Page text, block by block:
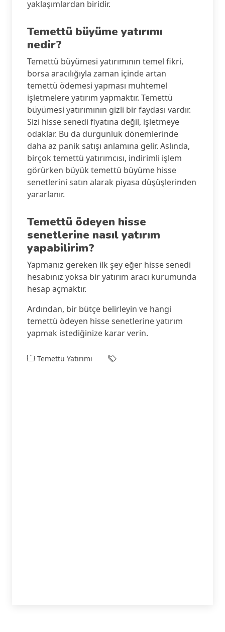
yaklaşımlardan biridir.
Temettü büyüme yatırımı
nedir?
Temettü büyümesi yatırımının temel fikri,
borsa aracılığıyla zaman içinde artan
temettü ödemesi yapması muhtemel
işletmelere yatırım yapmaktır. Temettü
büyümesi yatırımının gizli bir faydası vardır.
Sizi hisse senedi fiyatına değil, işletmeye
odaklar. Bu da durgunluk dönemlerinde
daha az panik satışı anlamına gelir. Aslında,
birçok temettü yatırımcısı, indirimli işlem
görürken büyük temettü büyüme hisse
senetlerini satın alarak piyasa düşüşlerinden
yararlanır.
Temettü ödeyen hisse
senetlerine nasıl yatırım
yapabilirim?
Yapmanız gereken ilk şey eğer hisse senedi
hesabınız yoksa bir yatırım aracı kurumunda
hesap açmaktır.
Ardından, bir bütçe belirleyin ve hangi
temettü ödeyen hisse senetlerine yatırım
yapmak istediğinize karar verin.
Temettü Yatırımı